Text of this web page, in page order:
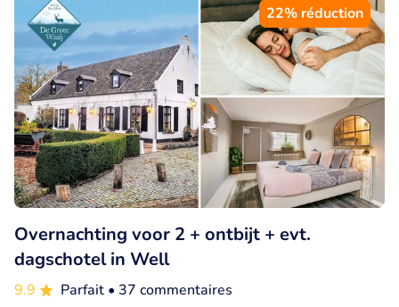
22% réduction
Overnachting voor 2 + ontbijt + evt.
dagschotel in Well
9.9 Parfait • 37 commentaires